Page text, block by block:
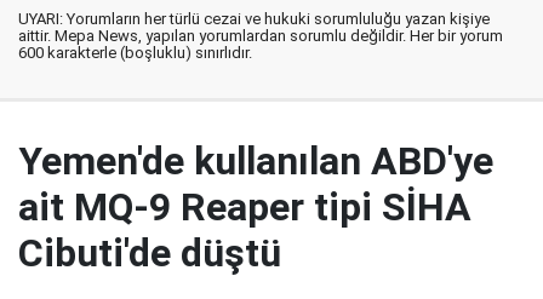
UYARI: Yorumların her türlü cezai ve hukuki sorumluluğu yazan kişiye
aittir. Mepa News, yapılan yorumlardan sorumlu değildir. Her bir yorum
600 karakterle (boşluklu) sınırlıdır.
Yemen'de kullanılan ABD'ye
ait MQ-9 Reaper tipi SİHA
Cibuti'de düştü